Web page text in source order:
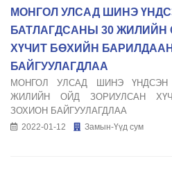
МОНГОЛ УЛСАД ШИНЭ
БАТЛАГДСАНЫ 30 ЖИЛИЙН
ХҮЧИТ БӨХИЙН
БАЙГУУЛАГДЛАА
МОНГОЛ УЛСАД ШИНЭ ҮНДСЭН
ЖИЛИЙН ОЙД ЗОРИУЛСАН
ЗОХИОН БАЙГУУЛАГДЛАА
2022-01-12 Замын-Үүд сум